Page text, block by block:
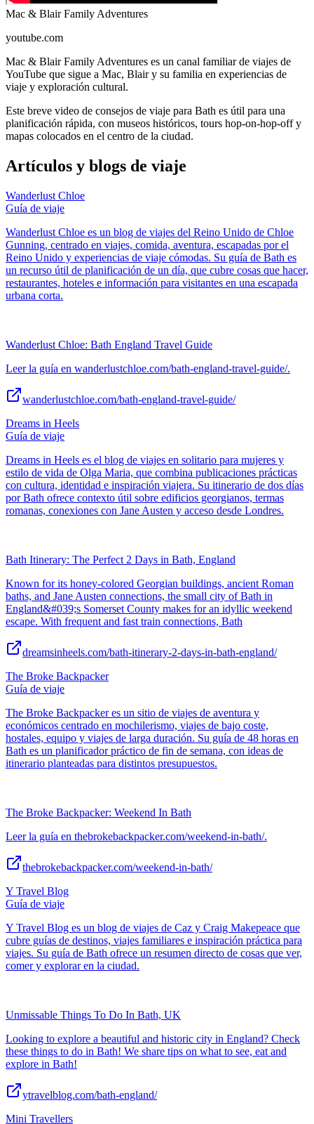
Mac & Blair Family Adventures
youtube.com
Mac & Blair Family Adventures es un canal familiar de viajes de
YouTube que sigue a Mac, Blair y su familia en experiencias de
viaje y exploración cultural.
Este breve video de consejos de viaje para Bath es útil para una
planificación rápida, con museos históricos, tours hop-on-hop-off y
mapas colocados en el centro de la ciudad.
Artículos y blogs de viaje
Wanderlust Chloe
Guía de viaje
Wanderlust Chloe es un blog de viajes del Reino Unido de Chloe
Gunning, centrado en viajes, comida, aventura, escapadas por el
Reino Unido y experiencias de viaje cómodas. Su guía de Bath es
un recurso útil de planificación de un día, que cubre cosas que hacer,
restaurantes, hoteles e información para visitantes en una escapada
urbana corta.
Wanderlust Chloe: Bath England Travel Guide
Leer la guía en wanderlustchloe.com/bath-england-travel-guide/.
wanderlustchloe.com/bath-england-travel-guide/
Dreams in Heels
Guía de viaje
Dreams in Heels es el blog de viajes en solitario para mujeres y
estilo de vida de Olga Maria, que combina publicaciones prácticas
con cultura, identidad e inspiración viajera. Su itinerario de dos días
por Bath ofrece contexto útil sobre edificios georgianos, termas
romanas, conexiones con Jane Austen y acceso desde Londres.
Bath Itinerary: The Perfect 2 Days in Bath, England
Known for its honey-colored Georgian buildings, ancient Roman
baths, and Jane Austen connections, the small city of Bath in
England&#039;s Somerset County makes for an idyllic weekend
escape. With frequent and fast train connections, Bath
dreamsinheels.com/bath-itinerary-2-days-in-bath-england/
The Broke Backpacker
Guía de viaje
The Broke Backpacker es un sitio de viajes de aventura y
económicos centrado en mochilerismo, viajes de bajo coste,
hostales, equipo y viajes de larga duración. Su guía de 48 horas en
Bath es un planificador práctico de fin de semana, con ideas de
itinerario planteadas para distintos presupuestos.
The Broke Backpacker: Weekend In Bath
Leer la guía en thebrokebackpacker.com/weekend-in-bath/.
thebrokebackpacker.com/weekend-in-bath/
Y Travel Blog
Guía de viaje
Y Travel Blog es un blog de viajes de Caz y Craig Makepeace que
cubre guías de destinos, viajes familiares e inspiración práctica para
viajes. Su guía de Bath ofrece un resumen directo de cosas que ver,
comer y explorar en la ciudad.
Unmissable Things To Do In Bath, UK
Looking to explore a beautiful and historic city in England? Check
these things to do in Bath! We share tips on what to see, eat and
explore in Bath!
ytravelblog.com/bath-england/
Mini Travellers